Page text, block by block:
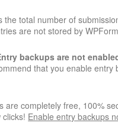
the total number of
are not stored by
backups are not
that you enable entry
are completely free, 100%
clicks! Enable entry backups